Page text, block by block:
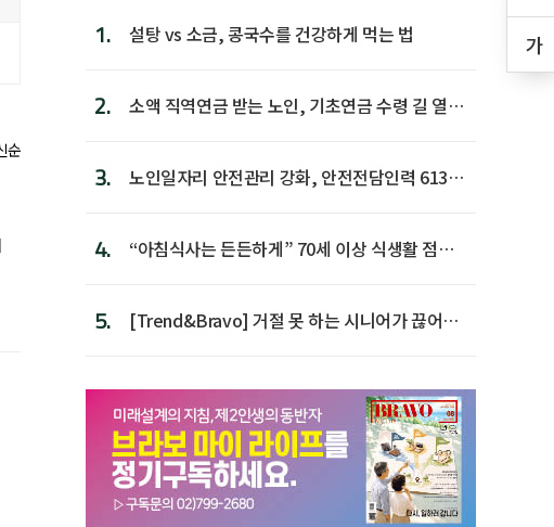
가
순
1. 설탕 vs 소금, 콩국수를 건강하게 먹는 법
2.
소액 직역연금 받는 노인, 기초연금 수령 길 열린
3.
노인일자리 안전관리 강화, 안전전담인력 613명
4.
“아침식사는 든든하게” 70세 이상 식생활 점수
5.
[Trend&Bravo] 거절 못 하는 시니어가 끊어야